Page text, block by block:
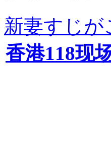
新妻すじが
香港118现